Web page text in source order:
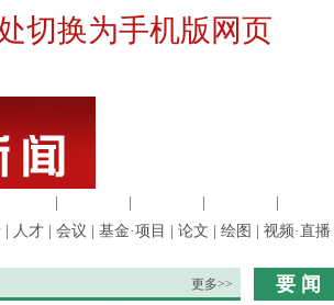
切换为手机版网页
人才 会议 基金·项目 论文 绘图 视频·直播
更多>> 要 闻